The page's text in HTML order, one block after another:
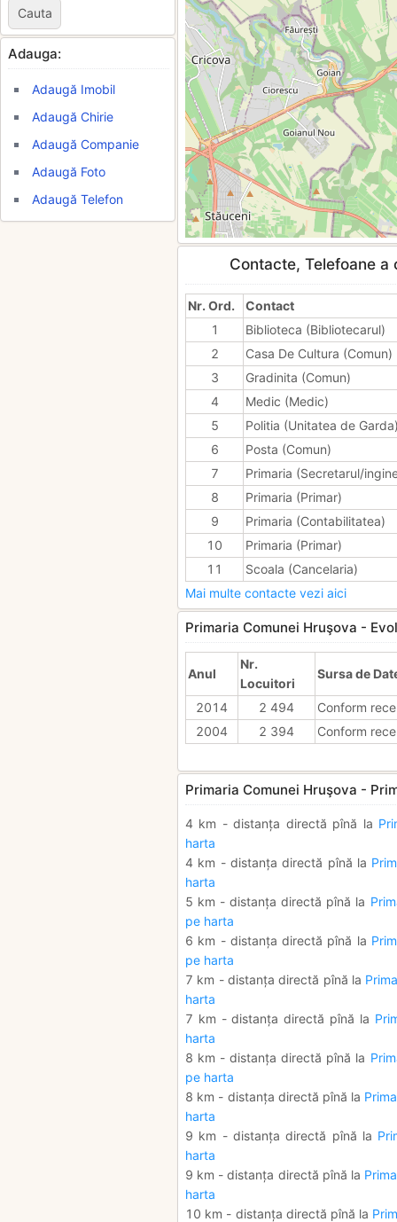
Adauga:
Adaugă Imobil
Adaugă Chirie
Adaugă Companie
Adaugă Foto
Adaugă Telefon
Contacte, Telefoane
Nr. Ord.
Contact
1
Biblioteca (Bibliotecarul)
2
Casa De Cultura (Comun)
3
Gradinita (Comun)
4
Medic (Medic)
5
Politia (Unitatea de
6
Posta (Comun)
7
Primaria (Secretarul/
8
Primaria (Primar)
9
Primaria (Contabilitatea)
10
Primaria (Primar)
11
Scoala (Cancelaria)
Mai multe contacte vezi aici
Primaria Comunei Hruşova -
Anul
Nr.
Locuitori
Sursa de
2014 2 494
Conform
2004
2 394 Conform
Primaria Comunei Hruşova -
4 km - distanța directă pînă la
harta
4 km - distanța directă pînă la
harta
5 km - distanța directă pînă la
pe harta
6 km - distanța directă pînă la
pe harta
7 km - distanța directă pînă la
harta
7 km - distanța directă pînă la
harta
8 km - distanța directă pînă la
pe harta
8 km - distanța directă pînă la
harta
9 km - distanța directă pînă la
harta
9 km - distanța directă pînă la
harta
10 km - distanța directă pînă la